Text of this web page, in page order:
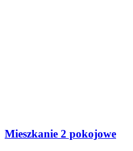
Mieszkanie 2 pokojowe